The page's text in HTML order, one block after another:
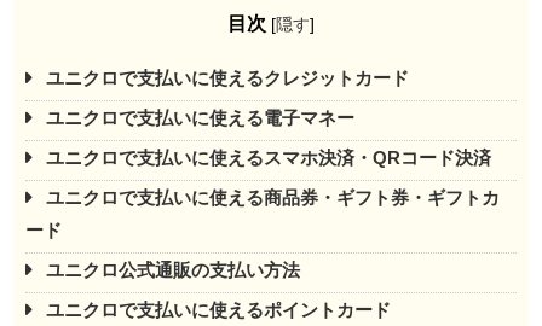
目次 [隠す]
ユニクロで支払いに使えるクレジットカード
ユニクロで支払いに使える電子マネー
ユニクロで支払いに使えるスマホ決済・QRコード決済
ユニクロで支払いに使える商品券・ギフト券・ギフトカ
ード
ユニクロ公式通販の支払い方法
ユニクロで支払いに使えるポイントカード